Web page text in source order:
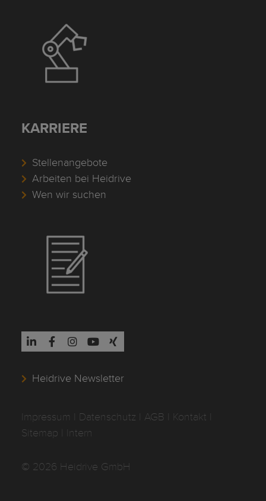
KARRIERE
Stellenangebote
Arbeiten bei Heidrive
Wen wir suchen
Heidrive Newsletter
Impressum Datenschutz AGB Kontakt
Sitemap
Intern
© 2026 Heidrive GmbH